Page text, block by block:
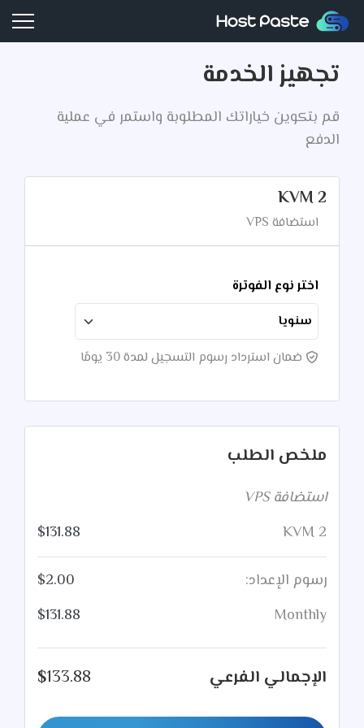
المتجر
الأسئلة الشائعة
الاتصالتجهيز الخدمة
قم بتكوين خياراتك المطلوبة واستمر في عملية
الدفع
KVM 2
استضافة VPS
اختر نوع الفوترة
ضمان استرداد رسوم التسجيل لمدة 30 يومًا
ملخص الطلب
استضافة VPS
KVM 2
131.88
$
رسوم الإعداد: 2.00
$
Monthly
131.88
$
الإجمالي الفرعي 133.88
$